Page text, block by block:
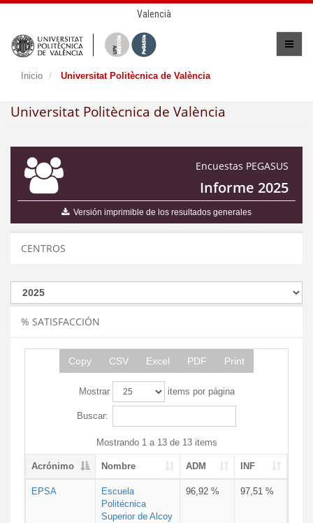
Valencià
Inicio Universitat Politècnica de València
Universitat Politècnica de València
Encuestas PEGASUS
Informe 2025
Versión imprimible de los resultados generales
CENTROS
% SATISFACCIÓN
Copy CSV Excel PDF Print
Mostrar items por página
Buscar:
Mostrando 1 a 13 de 13 items
Acrónimo Nombre ADM INF
EPSA
Escuela
Politécnica
Superior de Alcoy
96,92 % 97,51 %